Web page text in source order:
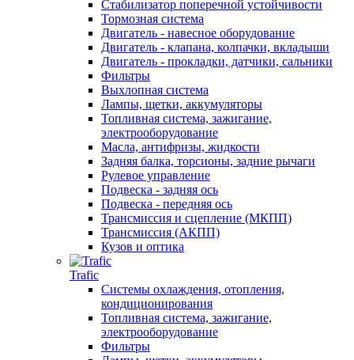
Стабилизатор поперечной устойчивости
Тормозная система
Двигатель - навесное оборудование
Двигатель - клапана, колпачки, вкладыши
Двигатель - прокладки, датчики, сальники
Фильтры
Выхлопная система
Лампы, щетки, аккумуляторы
Топливная система, зажигание,
электрооборудование
Масла, антифризы, жидкости
Задняя балка, торсионы, задние рычаги
Рулевое управление
Подвеска - задняя ось
Подвеска - передняя ось
Трансмиссия и сцепление (МКПП)
Трансмиссия (АКПП)
Кузов и оптика
Trafic
Системы охлаждения, отопления,
кондиционирования
Топливная система, зажигание,
электрооборудование
Фильтры